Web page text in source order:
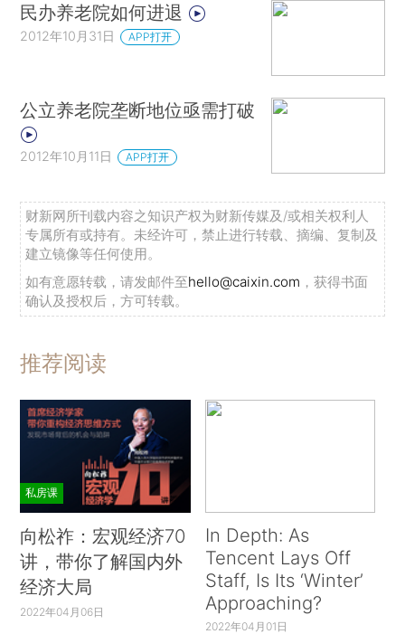
民办养老院如何进退
2012年10月31日 APP打开
公立养老院垄断地位亟需打破
2012年10月11日 APP打开
财新网所刊载内容之知识产权为财新传媒及/或相关权利人
专属所有或持有。未经许可，禁止进行转载、摘编、复制及
建立镜像等任何使用。
如有意愿转载，请发邮件至hello@caixin.com ，获得书面
确认及授权后，方可转载。
推荐阅读
私房课
向松祚：宏观经济70
讲，带你了解国内外
经济大局
2022年04月06日
In Depth: As
Tencent Lays Off
Staff, Is Its ‘Winter’
Approaching?
2022年04月01日